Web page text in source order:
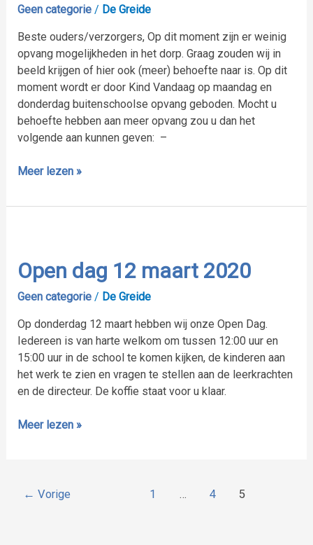
Geen categorie/ De Greide
Beste ouders/verzorgers, Op dit moment zijn er weinig
opvang mogelijkheden in het dorp. Graag zouden wij in
beeld krijgen of hier ook (meer) behoefte naar is. Op dit
moment wordt er door Kind Vandaag op maandag en
donderdag buitenschoolse opvang geboden. Mocht u
behoefte hebben aan meer opvang zou u dan het
volgende aan kunnen geven: –
Meer lezen »
Open dag 12 maart 2020
Geen categorie/ De Greide
Op donderdag 12 maart hebben wij onze Open Dag.
Iedereen is van harte welkom om tussen 12:00 uur en
15:00 uur in de school te komen kijken, de kinderen aan
het werk te zien en vragen te stellen aan de leerkrachten
en de directeur. De koffie staat voor u klaar.
12
maart
2020
Meer lezen »
← Vorige 1 … 4 5